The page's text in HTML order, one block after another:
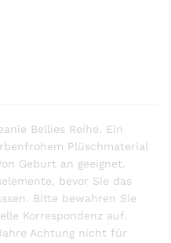
Bellies Reihe. Ein
Plüschmaterial
Geburt an geeignet.
bevor Sie das
Bitte bewahren Sie
Korrespondenz auf.
Achtung nicht für